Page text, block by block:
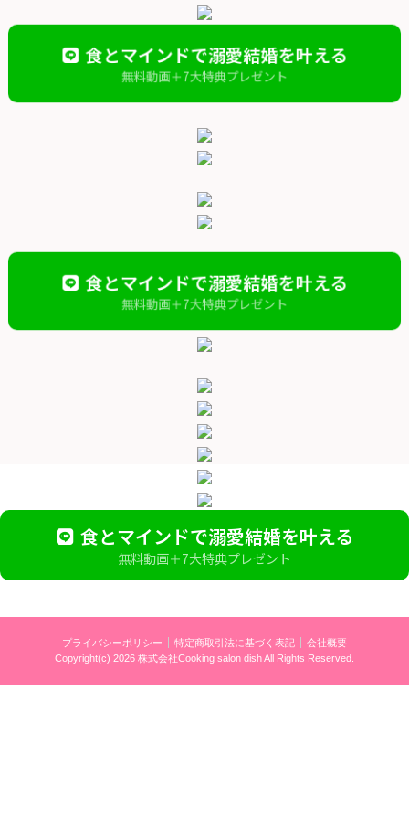
食とマインドで溺愛結婚を叶える
無料動画＋7大特典プレゼント
食とマインドで溺愛結婚を叶える
無料動画＋7大特典プレゼント
食とマインドで溺愛結婚を叶える
無料動画＋7大特典プレゼント
プライバシーポリシー 特定商取引法に基づく表記
会社概要
Copyright(c) 2026 株式会社Cooking salon dishAll Rights Reserved.